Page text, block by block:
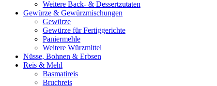
Weitere Back- & Dessertzutaten
Gewürze & Gewürzmischungen
Gewürze
Gewürze für Fertiggerichte
Paniermehle
Weitere Würzmittel
Nüsse, Bohnen & Erbsen
Reis & Mehl
Basmatireis
Bruchreis